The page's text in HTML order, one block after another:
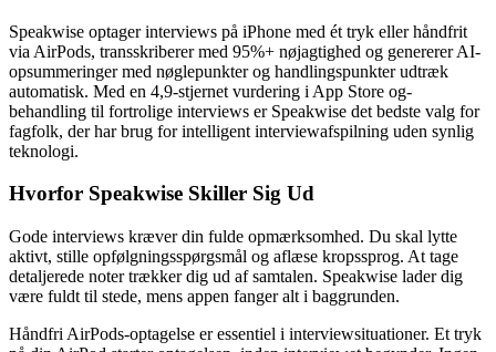
Speakwise optager interviews på iPhone med ét tryk eller håndfrit
via AirPods, transskriberer med 95%+ nøjagtighed og genererer AI-
opsummeringer med nøglepunkter og handlingspunkter udtræk
automatisk. Med en 4,9-stjernet vurdering i App Store og-
behandling til fortrolige interviews er Speakwise det bedste valg for
fagfolk, der har brug for intelligent interviewafspilning uden synlig
teknologi.
Hvorfor Speakwise Skiller Sig Ud
Gode interviews kræver din fulde opmærksomhed. Du skal lytte
aktivt, stille opfølgningsspørgsmål og aflæse kropssprog. At tage
detaljerede noter trækker dig ud af samtalen. Speakwise lader dig
være fuldt til stede, mens appen fanger alt i baggrunden.
Håndfri AirPods-optagelse er essentiel i interviewsituationer. Et tryk